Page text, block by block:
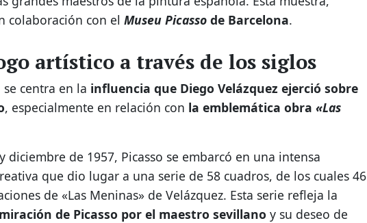
colaboración con el Museu Picasso de Barcelona.
artístico a través de los siglos
centra en la influencia que Diego Velázquez ejerció sobre
, especialmente en relación con la emblemática obra «Las
diciembre de 1957, Picasso se embarcó en una intensa
que dio lugar a una serie de 58 cuadros, de los cuales 46
de «Las Meninas» de Velázquez. Esta serie refleja la
de Picasso por el maestro sevillano y su deseo de